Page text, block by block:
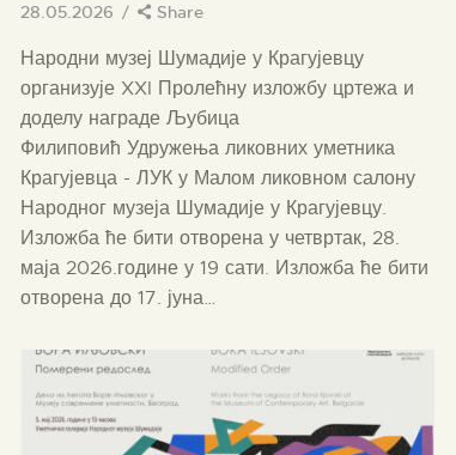
28.05.2026 Share
Народни музеј Шумадије у Крагујевцу
организује XXI Пролећну изложбу цртежа и
доделу награде Љубица
Филиповић Удружења ликовних уметника
Крагујевца - ЛУК у Малом ликовном салону
Народног музеја Шумадије у Крагујевцу.
Изложба ће бити отворена у четвртак, 28.
маја 2026.године у 19 сати. Изложба ће бити
отворена до 17. јуна…